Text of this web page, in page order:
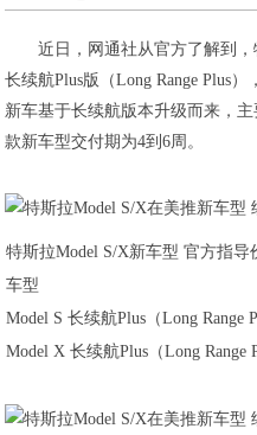
近日，网通社从官方了解到
长续航Plus版（Long Range Plus）
新车基于长续航版本升级而来，
款新车型交付期为4到6周。
特斯拉Model S/X新车型 官方指导
车型
Model S 长续航Plus（Long Range
Model X 长续航Plus（Long Range